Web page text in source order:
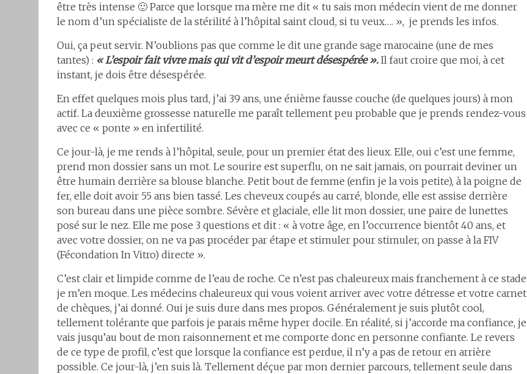
être très intense 🙂 Parce que lorsque ma mère me dit « tu sais mon médecin vient de me donner
le nom d’un spécialiste de la stérilité à l’hôpital saint cloud, si tu veux…. », je prends les infos.
Oui, ça peut servir. N’oublions pas que comme le dit une grande sage marocaine (une de mes
tantes) : « L’espoir fait vivre mais qui vit d’espoir meurt désespérée ». Il faut croire que moi, à cet
instant, je dois être désespérée.
En effet quelques mois plus tard, j’ai 39 ans, une énième fausse couche (de quelques jours) à mon
actif. La deuxième grossesse naturelle me paraît tellement peu probable que je prends rendez-vous
avec ce « ponte » en infertilité.
Ce jour-là, je me rends à l’hôpital, seule, pour un premier état des lieux. Elle, oui c’est une femme,
prend mon dossier sans un mot. Le sourire est superflu, on ne sait jamais, on pourrait deviner un
être humain derrière sa blouse blanche. Petit bout de femme (enfin je la vois petite), à la poigne de
fer, elle doit avoir 55 ans bien tassé. Les cheveux coupés au carré, blonde, elle est assise derrière
son bureau dans une pièce sombre. Sévère et glaciale, elle lit mon dossier, une paire de lunettes
posé sur le nez. Elle me pose 3 questions et dit : « à votre âge, en l’occurrence bientôt 40 ans, et
avec votre dossier, on ne va pas procéder par étape et stimuler pour stimuler, on passe à la FIV
(Fécondation In Vitro) directe ».
C’est clair et limpide comme de l’eau de roche. Ce n’est pas chaleureux mais franchement à ce stade
je m’en moque. Les médecins chaleureux qui vous voient arriver avec votre détresse et votre carnet
de chèques, j’ai donné. Oui je suis dure dans mes propos. Généralement je suis plutôt cool,
tellement tolérante que parfois je parais même hyper docile. En réalité, si j’accorde ma confiance, je
vais jusqu’au bout de mon raisonnement et me comporte donc en personne confiante. Le revers
de ce type de profil, c’est que lorsque la confiance est perdue, il n’y a pas de retour en arrière
possible. Ce jour-là, j’en suis là. Tellement déçue par mon dernier parcours, tellement seule dans